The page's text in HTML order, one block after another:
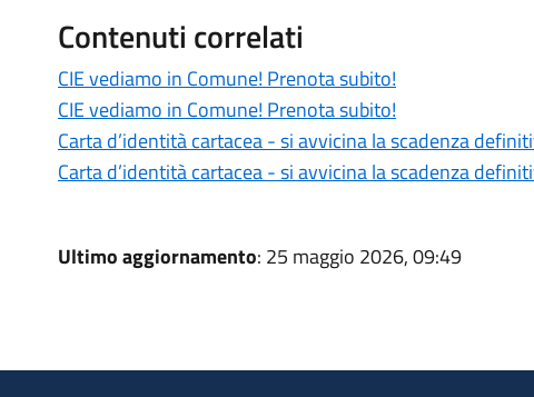
Contenuti correlati
CIE vediamo in Comune! Prenota subito!
CIE vediamo in Comune! Prenota subito!
Carta d’identità cartacea - si avvicina la scadenza
Carta d’identità cartacea - si avvicina la scadenza
Ultimo aggiornamento: 25 maggio 2026, 09:49